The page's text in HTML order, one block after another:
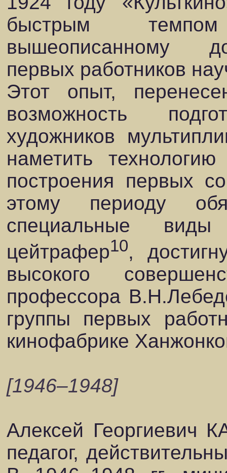
быстрым
вышеописанному
первых работников
Этот опыт,
возможность
художников
наметить
построения первых
этому периоду
специальные
цейтрафер10,
высокого
профессора
группы первых
кинофабрике
[1946–1948]
Алексей
педагог,